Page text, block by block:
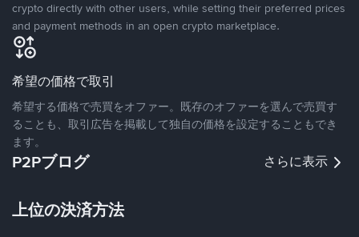
crypto directly with other users, while setting their preferred prices
and payment methods in an open crypto marketplace.
希望の価格で取引
希望する価格で売買をオファー。既存のオファーを選んで売買す
ることも、取引広告を掲載して独自の価格を設定することもでき
ます。
P2Pブログ さらに表示
上位の決済方法